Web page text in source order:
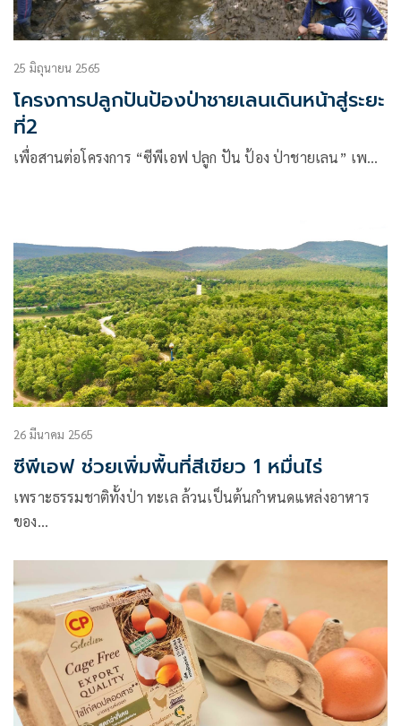
25 มิถุนายน 2565
โครงการปลูกปันป้องป่าชายเลนเดินหน้าสู่ระยะ
ที่2
เพื่อสานต่อโครงการ “ซีพีเอฟ ปลูก ปัน ป้อง ป่าชายเลน” เพ…
26 มีนาคม 2565
ซีพีเอฟ ช่วยเพิ่มพื้นที่สีเขียว 1 หมื่นไร่
เพราะธรรมชาติทั้งป่า ทะเล ล้วนเป็นต้นกำหนดแหล่งอาหาร
ของ…